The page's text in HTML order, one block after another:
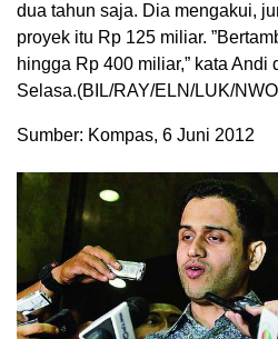
dua tahun saja. Dia mengakui,
proyek itu Rp 125 miliar.
hingga Rp 400 miliar,” kata Andi
Selasa.(BIL/RAY/ELN/LUK/
Sumber: Kompas, 6 Juni 2012